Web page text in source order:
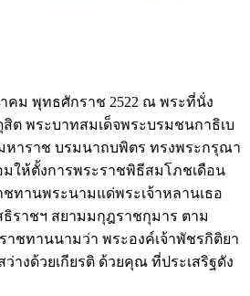
คม พุทธศักราช 2522 ณ พระที่นั่ง
ต พระบาทสมเด็จพระบรมชนกาธิเบ
าราช บรมนาถบพิตร ทรงพระกรุณา
มให้ตั้งการพระราชพิธีสมโภชเดือน
ทานพระนามแด่พระเจ้าหลานเธอ
ราชฯ สยามมกุฎราชกุมาร ตาม
าชทานนามว่า พระองค์เจ้าพัชรกิติยา
างด้วยเกียรติ ด้วยคุณ ที่ประเสริฐดัง